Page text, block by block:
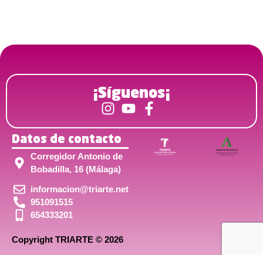
¡Síguenos¡
Datos de contacto
Corregidor Antonio de
Bobadilla, 16 (Málaga)
informacion@triarte.net
951091515
654333201
Copyright TRIARTE © 2026